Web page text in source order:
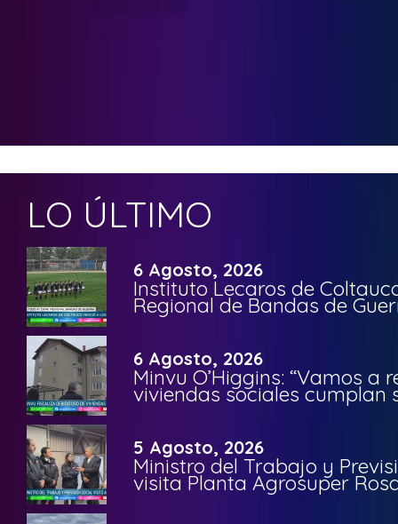
LO ÚLTIMO
6 Agosto, 2026
Instituto Lecaros de
Regional de Bandas de
6 Agosto, 2026
Minvu O’Higgins: “Vamos a
viviendas sociales cumplan
5 Agosto, 2026
Ministro del Trabajo y
visita Planta Agrosuper